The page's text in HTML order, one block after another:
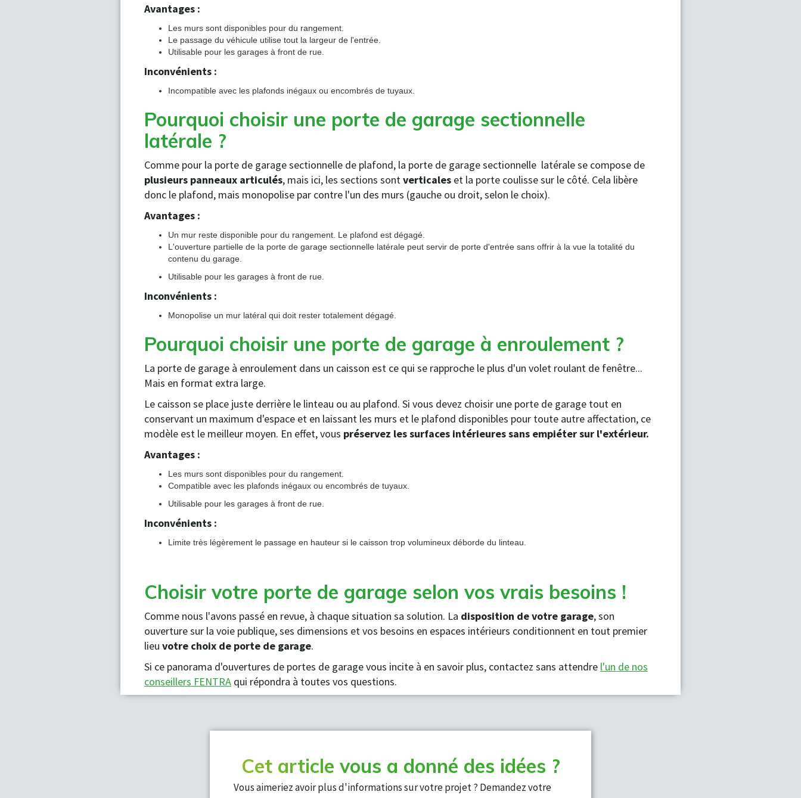
Avantages :
Les murs sont disponibles pour du rangement.
Le passage du véhicule utilise tout la largeur de l'entrée.
Utilisable pour les garages à front de rue.
Inconvénients :
Incompatible avec les plafonds inégaux ou encombrés de tuyaux.
Pourquoi choisir une porte de garage sectionnelle
latérale ?
Comme pour la porte de garage sectionnelle de plafond, la porte de garage sectionnelle latérale se compose de
plusieurs panneaux articulés, mais ici, les sections sontverticales et la porte coulisse sur le côté. Cela libère
donc le plafond, mais monopolise par contre l'un des murs (gauche ou droit, selon le choix).
Avantages :
Un mur reste disponible pour du rangement. Le plafond est dégagé.
L'ouverture partielle de la porte de garage sectionnelle latérale peut servir de porte d'entrée sans offrir à la vue la totalité du
contenu du garage.
Utilisable pour les garages à front de rue.
Inconvénients :
Monopolise un mur latéral qui doit rester totalement dégagé.
Pourquoi choisir une porte de garage à enroulement ?
La porte de garage à enroulement dans un caisson est ce qui se rapproche le plus d'un volet roulant de fenêtre...
Mais en format extra large.
Le caisson se place juste derrière le linteau ou au plafond. Si vous devez choisir une porte de garage tout en
conservant un maximum d'espace et en laissant les murs et le plafond disponibles pour toute autre affectation, ce
modèle est le meilleur moyen. En effet, vous préservez les surfaces intérieures sans empiéter sur l'extérieur.
Avantages :
Les murs sont disponibles pour du rangement.
Compatible avec les plafonds inégaux ou encombrés de tuyaux.
Utilisable pour les garages à front de rue.
Inconvénients :
Limite très légèrement le passage en hauteur si le caisson trop volumineux déborde du linteau.
Choisir votre porte de garage selon vos vrais besoins !
Comme nous l'avons passé en revue, à chaque situation sa solution. La disposition de votre garage, son
ouverture sur la voie publique, ses dimensions et vos besoins en espaces intérieurs conditionnent en tout premier
lieu votre choix de porte de garage.
Si ce panorama d'ouvertures de portes de garage vous incite à en savoir plus, contactez sans attendre l'un de nos
conseillers FENTRA qui répondra à toutes vos questions.
Cet article vous a donné des idées ?
Vous aimeriez avoir plus d'informations sur votre projet ? Demandez votre